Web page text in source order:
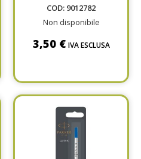
COD: 9012782
Non disponibile
3,50 € IVA ESCLUSA